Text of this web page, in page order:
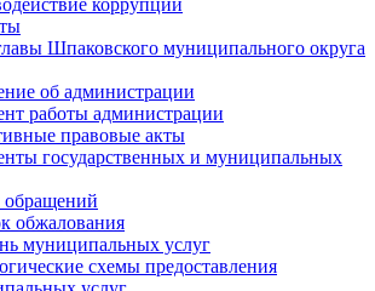
коррупции
Шпаковского муниципального округа
об администрации
работы администрации
правовые акты
государственных и муниципальных
обжалования
муниципальных услуг
схемы предоставления